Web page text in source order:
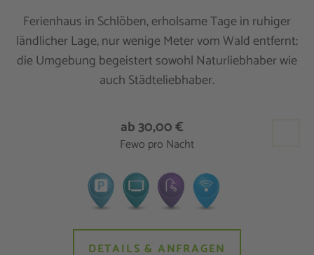
Ferienhaus in Schlöben, erholsame Tage in ruhiger
ländlicher Lage, nur wenige Meter vom Wald entfernt;
die Umgebung begeistert sowohl Naturliebhaber wie
auch Städteliebhaber.
ab 30,00 €
Fewo pro Nacht
DETAILS & ANFRAGEN